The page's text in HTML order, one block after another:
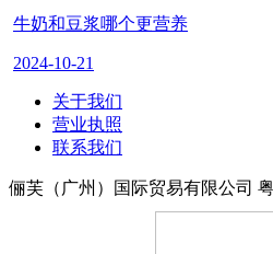
牛奶和豆浆哪个更营养
2024-10-21
关于我们
营业执照
联系我们
俪芙（广州）国际贸易有限公司